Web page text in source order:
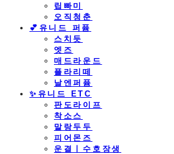
립빠미
오직청춘
💕유니드 퍼퓸
스치듯
엣즈
매드라운드
플라리떼
날엔퍼퓸
​✨유니드 ETC
판도라이프
착소스
말랑두두
피어몬즈
운결ㅣ수호장생